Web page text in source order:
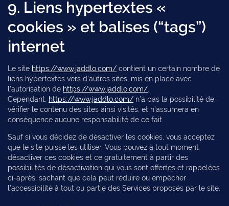
9. Liens hypertextes «
cookies » et balises (“tags”)
internet
Le site https://www.jaddlo.com/ contient un certain nombre de
liens hypertextes vers d’autres sites, mis en place avec
l’autorisation de https://www.jaddlo.com/.
Cependant, https://www.jaddlo.com/ n’a pas la possibilité de
vérifier le contenu des sites ainsi visités, et n’assumera en
conséquence aucune responsabilité de ce fait.
Sauf si vous décidez de désactiver les cookies, vous acceptez
que le site puisse les utiliser. Vous pouvez à tout moment
désactiver ces cookies et ce gratuitement à partir des
possibilités de désactivation qui vous sont offertes et rappelées
ci-après, sachant que cela peut réduire ou empêcher
l’accessibilité à tout ou partie des Services proposés par le site.